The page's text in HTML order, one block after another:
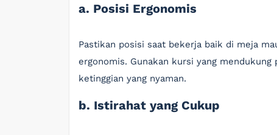
a. Posisi Ergonomis
Pastikan posisi saat bekerja baik di meja
ergonomis. Gunakan kursi yang
ketinggian yang nyaman.
b. Istirahat yang Cukup